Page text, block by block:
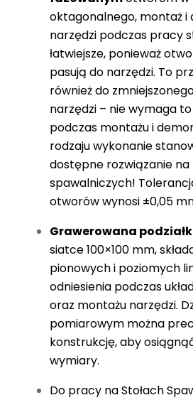
oktagonalnego, montaż i
narzędzi podczas pracy
łatwiejsze, ponieważ
pasują do narzędzi. To
również do
narzędzi – nie wymaga to
podczas montażu i
rodzaju wykonanie
dostępne rozwiązanie na
spawalniczych!
otworów wynosi ±0,05
Grawerowana
siatce 100×100 mm,
pionowych i poziomych
odniesienia podczas
oraz montażu narzędzi.
pomiarowym można
konstrukcję, aby
wymiary.
Do pracy na Stołach